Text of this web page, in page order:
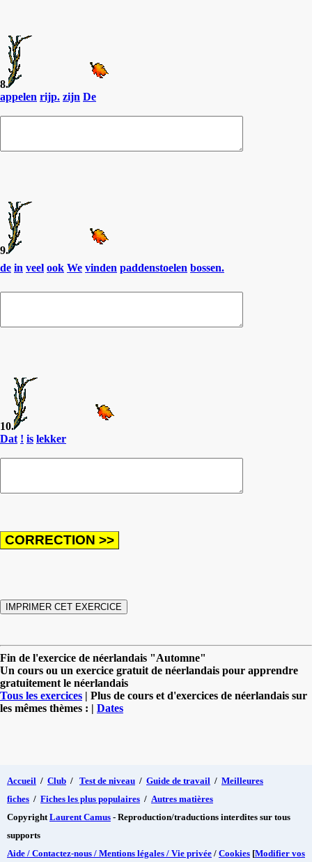
8.
appelen rijp. zijn De
9.
de in veel ook We vinden paddenstoelen bossen.
10.
Dat ! is lekker
Fin de l'exercice de néerlandais "Automne"
Un cours ou un exercice gratuit de néerlandais pour apprendre
gratuitement le néerlandais
Tous les exercices | Plus de cours et d'exercices de néerlandais sur
les mêmes thèmes : | Dates
Accueil / Club / Test de niveau / Guide de travail / Meilleures
fiches / Fiches les plus populaires / Autres matières
Copyright Laurent Camus - Reproduction/traductions interdites sur tous
supports
Aide / Contactez-nous / Mentions légales / Vie privée / Cookies [Modifier vos